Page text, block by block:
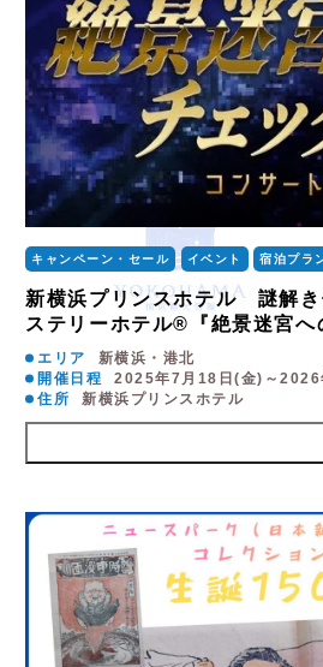
キャンペーン・セール イベント 宿泊プラ
新横浜プリンスホテル 謎解き
ステリーホテル®『絶景迷宮へ
エリア
新横浜・港北
開催日程
2025年7月18日(金)～
住所
新横浜プリンスホテル